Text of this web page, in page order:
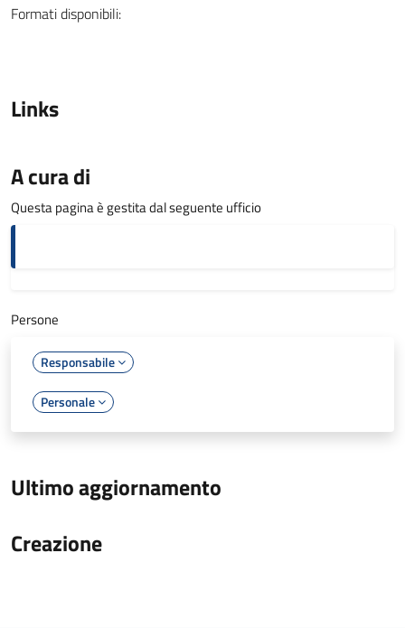
Formati disponibili:
Links
A cura di
Questa pagina è gestita dal seguente ufficio
Persone
Responsabile
Personale
Ultimo aggiornamento
Creazione